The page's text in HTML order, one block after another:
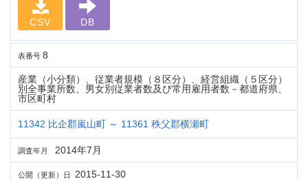
CSV DB
表番号 8
産業（小分類）、従業者規模（８区分）、経営組織（５区分）
別全事業所数、男女別従業者数及び常用雇用者数－都道府県、
市区町村
11342 比企郡嵐山町 ～ 11361 秩父郡横瀬町
調査年月 2014年7月
公開（更新）日 2015-11-30